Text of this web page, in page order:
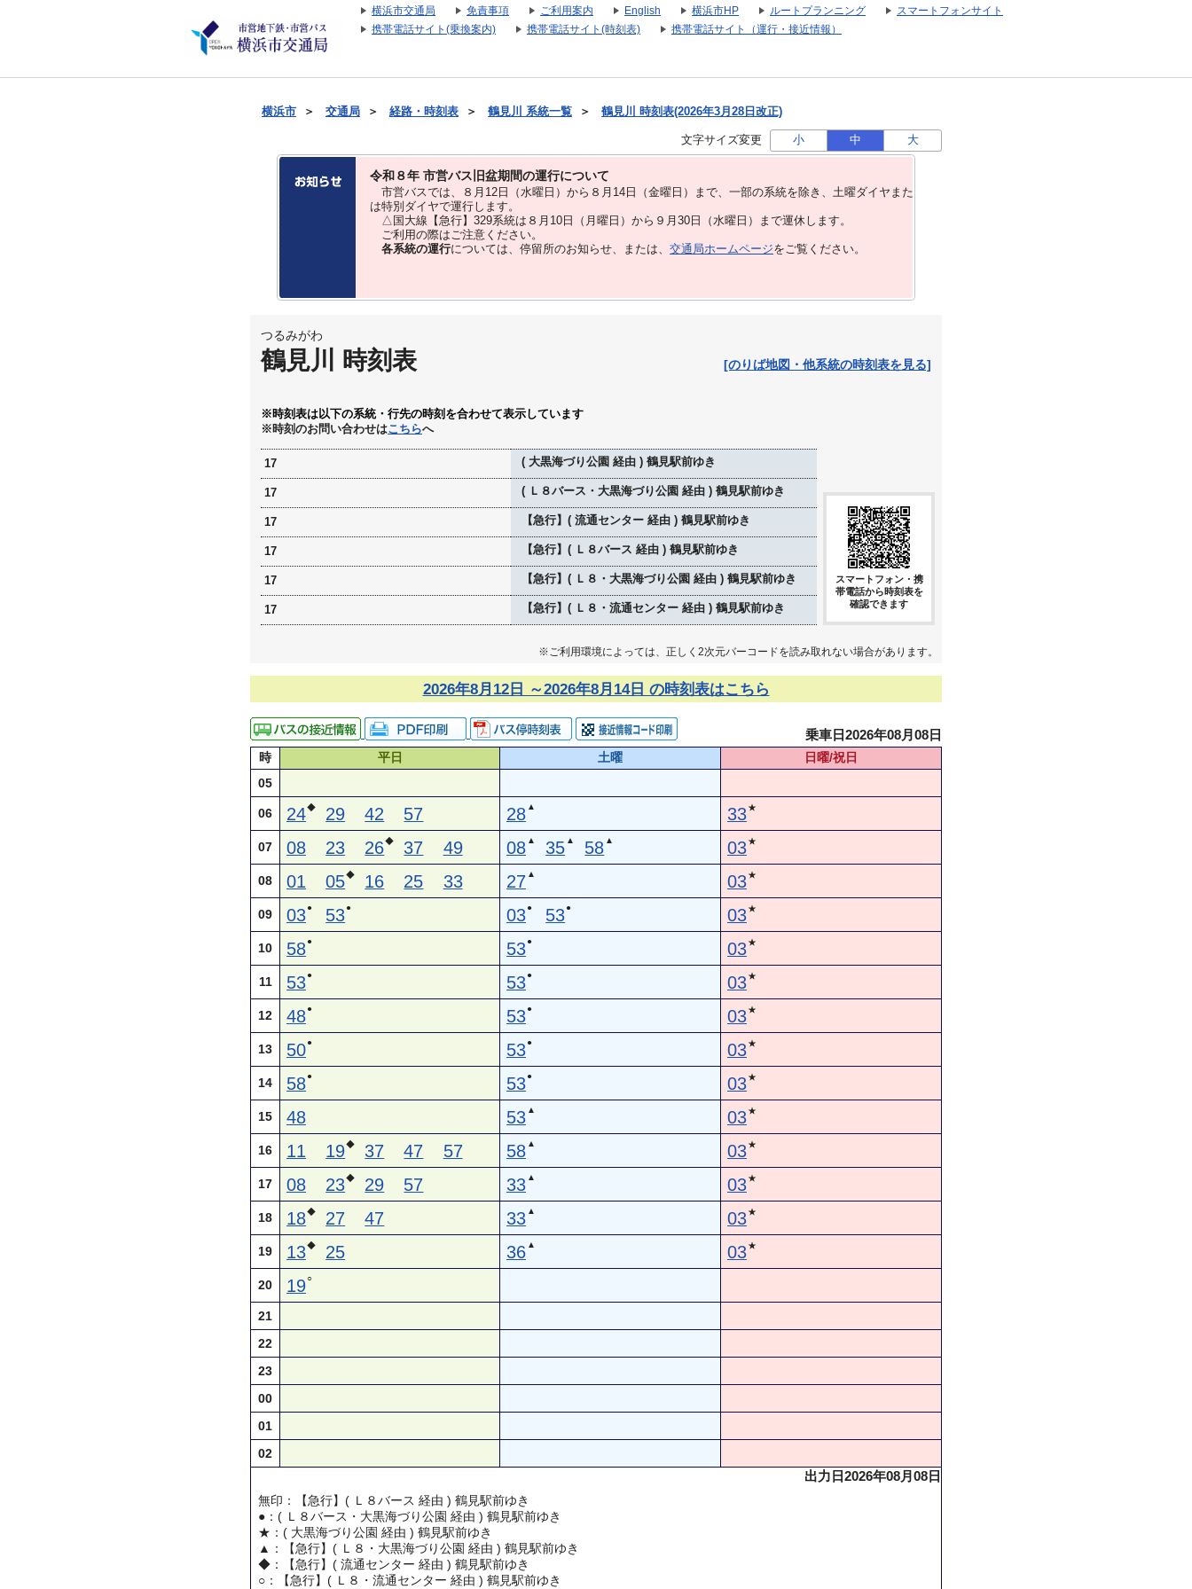
横浜市交通局 免責事項 ご利用案内 English 横浜市HP ルートプランニング
スマートフォンサイト
携帯電話サイト(乗換案内)
携帯電話サイト(時刻表) 携帯電話サイト（運行・接近情報）
横浜市 ＞ 交通局 ＞ 経路・時刻表 ＞ 鶴見川 系統一覧 ＞ 鶴見川 時刻表(2026年3月28日改正)
文字サイズ変更 小 中 大
令和８年 市営バス旧盆期間の運行について
市営バスでは、８⽉12⽇（水曜日）から８⽉14⽇（金曜日）まで、⼀部の系統を除き、⼟曜ダイヤまた
は特別ダイヤで運⾏します。
△国大線【急行】329系統は８月10日（月曜日）から９月30日（水曜日）まで運休します。
ご利用の際はご注意ください。
各系統の運行については、停留所のお知らせ、または、 交通局ホームページをご覧ください。
つるみがわ
鶴見川 時刻表 [のりば地図・他系統の時刻表を見る]
※時刻表は以下の系統・行先の時刻を合わせて表示しています
※時刻のお問い合わせはこちらへ
17 ( 大黒海づり公園 経由 ) 鶴見駅前ゆき
17 ( Ｌ８バース・大黒海づり公園 経由 ) 鶴見駅前ゆき
17 【急行】( 流通センター 経由 ) 鶴見駅前ゆき
17 【急行】( Ｌ８バース 経由 ) 鶴見駅前ゆき
17 【急行】( Ｌ８・大黒海づり公園 経由 ) 鶴見駅前ゆき
17 【急行】( Ｌ８・流通センター 経由 ) 鶴見駅前ゆき
スマートフォン・携
帯電話から時刻表を
確認できます
※ご利用環境によっては、正しく2次元バーコードを読み取れない場合があります。
2026年8月12日 ～2026年8月14日 の時刻表はこちら
乗車日2026年08月08日
時 平日 土曜
日曜/祝日
05
06 24◆ 29 42 57 28 ▲ 33★
07 08 23 26◆ 37 49 08 ▲ 35 ▲ 58 ▲ 03★
08 01 05◆ 16 25 33 27 ▲ 03★
09 03● 53● 03● 53● 03★
10 58● 53● 03★
11 53● 53● 03★
12 48● 53● 03★
13 50● 53● 03★
14 58● 53● 03★
15 48 53 ▲ 03★
16 11 19◆ 37 47 57 58 ▲ 03★
17 08 23◆ 29 57 33 ▲ 03★
18 18◆ 27 47 33 ▲ 03★
19 13◆ 25 36 ▲ 03★
20 19○
21
22
23
00
01
02
出力日2026年08月08日
無印：【急行】( Ｌ８バース 経由 ) 鶴見駅前ゆき
●：( Ｌ８バース・大黒海づり公園 経由 ) 鶴見駅前ゆき
★：( 大黒海づり公園 経由 ) 鶴見駅前ゆき
▲：【急行】( Ｌ８・大黒海づり公園 経由 ) 鶴見駅前ゆき
◆：【急行】( 流通センター 経由 ) 鶴見駅前ゆき
○：【急行】( Ｌ８・流通センター 経由 ) 鶴見駅前ゆき